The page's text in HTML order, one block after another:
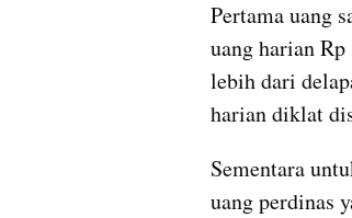
Pertama uang
uang harian
lebih dari
harian diklat
Sementara
uang perdinas